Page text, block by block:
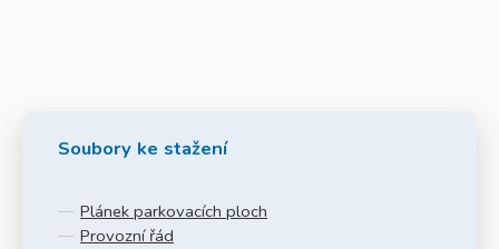
Soubory ke stažení
Plánek parkovacích ploch
Provozní řád